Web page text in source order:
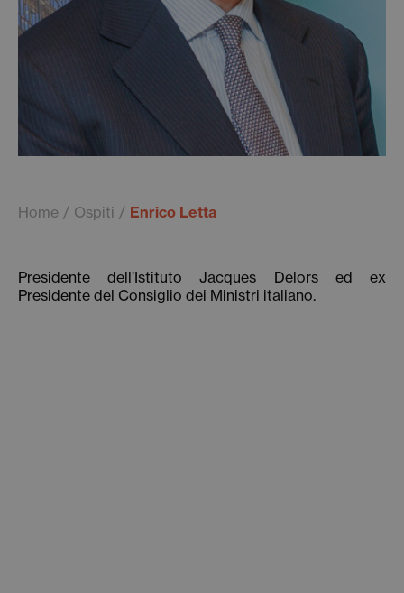
Home Ospiti Enrico Letta
Presidente dell’Istituto Jacques Delors ed ex
Presidente del Consiglio dei Ministri italiano.